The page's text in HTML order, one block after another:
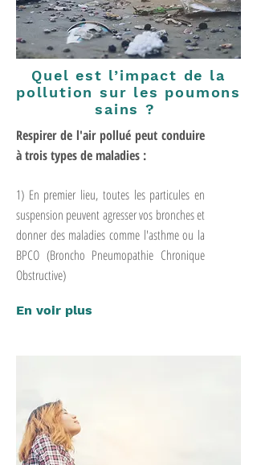
Quel est l’impact de la
pollution sur les poumons
sains ?
Respirer de l'air pollué peut conduire
à trois types de maladies :
1) En premier lieu, toutes les particules en
suspension peuvent agresser vos bronches et
donner des maladies comme l'asthme ou la
BPCO (Broncho Pneumopathie Chronique
Obstructive)
En voir plus